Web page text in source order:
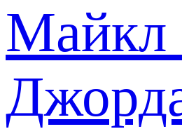
Майкл